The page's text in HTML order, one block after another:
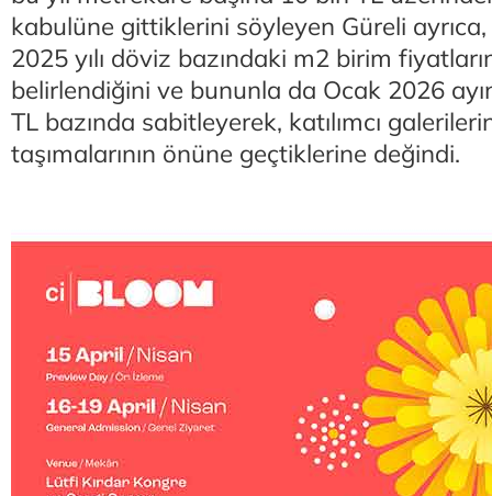
kabulüne gittiklerini söyleyen Güreli
2025 yılı döviz bazındaki m2 birim
belirlendiğini ve bununla da Ocak 2026
TL bazında sabitleyerek, katılımcı
taşımalarının önüne geçtiklerine değindi.